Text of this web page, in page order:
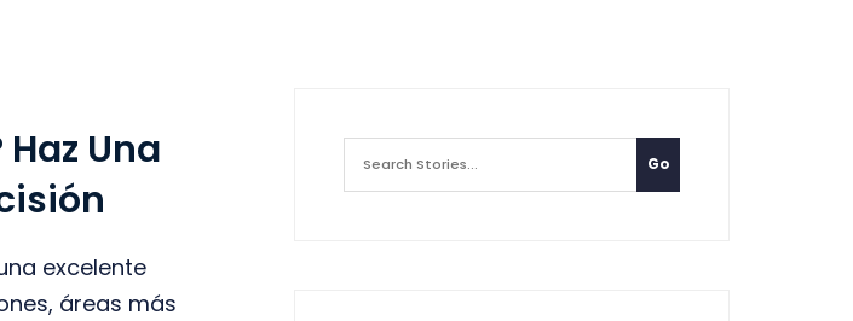
Una
excelente
áreas más